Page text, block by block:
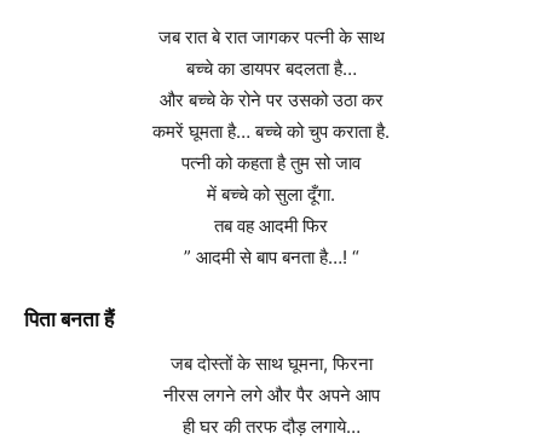
जब रात बे रात जागकर पत्नी के साथ
बच्चे का डायपर बदलता है…
और बच्चे के रोने पर उसको उठा कर
कमरें घूमता है… बच्चे को चुप कराता है.
पत्नी को कहता है तुम सो जाव
में बच्चे को सुला दूँगा.
तब वह आदमी फिर
” आदमी से बाप बनता है…! “
पिता बनता हैं
जब दोस्तों के साथ घूमना, फिरना
नीरस लगने लगे और पैर अपने आप
ही घर की तरफ दौड़ लगाये…